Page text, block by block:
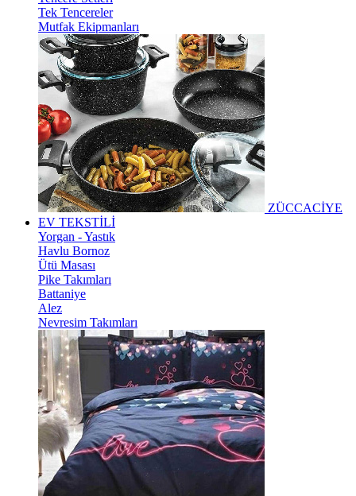
Tek Tencereler
Mutfak Ekipmanları
ZÜCCACİYE
EV TEKSTİLİ
Yorgan - Yastık
Havlu Bornoz
Ütü Masası
Pike Takımları
Battaniye
Alez
Nevresim Takımları